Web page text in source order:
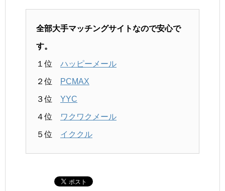
全部大手マッチングサイトなので安心で
す。
１位 ハッピーメール
２位 PCMAX
３位 YYC
４位 ワクワクメール
５位 イククル